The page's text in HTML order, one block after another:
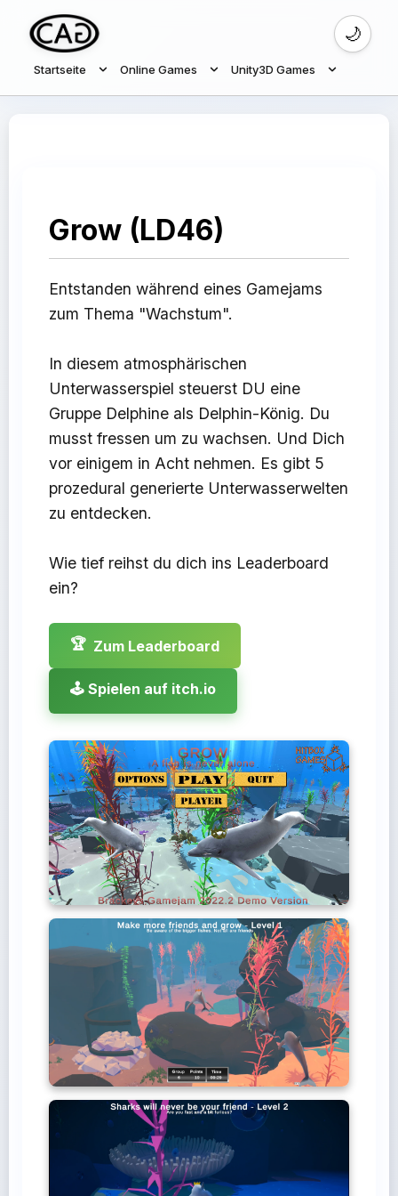
Startseite Online Games Unity3D Games
🌙
Grow (LD46)
Entstanden während eines Gamejams
zum Thema "Wachstum".
In diesem atmosphärischen
Unterwasserspiel steuerst DU eine
Gruppe Delphine als Delphin-König. Du
musst fressen um zu wachsen. Und Dich
vor einigem in Acht nehmen. Es gibt 5
prozedural generierte Unterwasserwelten
zu entdecken.
Wie tief reihst du dich ins Leaderboard
ein?
🏆 Zum Leaderboard
🕹️ Spielen auf itch.io